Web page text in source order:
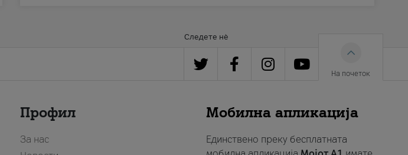
Следете нè
На почеток
Профил
За нас
Мобилна апликација
Единствено преку бесплатната